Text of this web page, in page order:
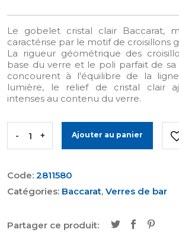
Le gobelet cristal clair Baccarat,
caractérise par le motif de croisillons
La rigueur géométrique des
base du verre et le poli parfait de
concourent à l'équilibre de la
lumière, le relief de cristal clair
intenses au contenu du verre.
- + Ajouter au panier
Code: 2811580
Catégories: Baccarat, Verres de bar
Partager ce produit: